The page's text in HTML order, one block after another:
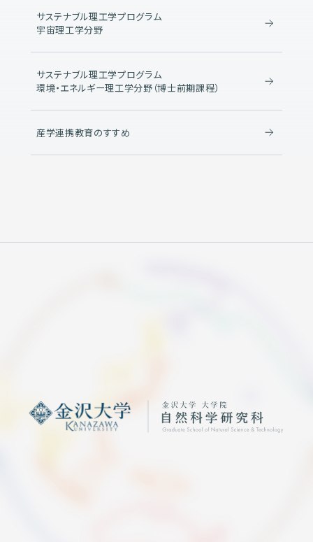
サステナブル理工学プログラム
宇宙理工学分野
サステナブル理工学プログラム
環境・エネルギー理工学分野（博士前期課程）
産学連携教育のすすめ